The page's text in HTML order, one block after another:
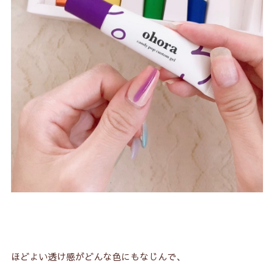
ほどよい透け感がどんな色にもなじんで、